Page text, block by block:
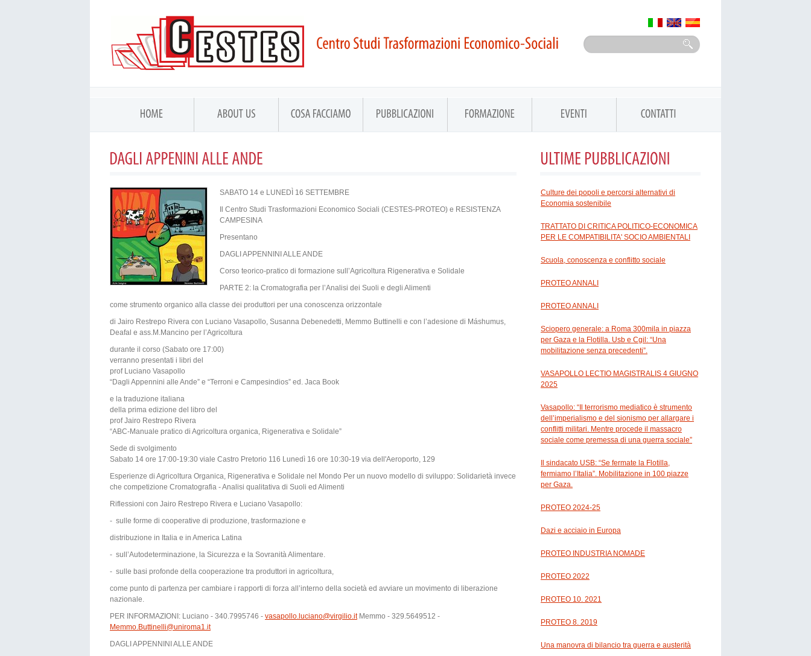
SABATO 14 e LUNEDÌ 16 SETTEMBRE
Il Centro Studi Trasformazioni Economico Sociali (CESTES-PROTEO) e RESISTENZA
CAMPESINA
Presentano
DAGLI APPENNINI ALLE ANDE
Corso teorico-pratico di formazione sull’Agricoltura Rigenerativa e Solidale
PARTE 2: la Cromatografia per l’Analisi dei Suoli e degli Alimenti
come strumento organico alla classe dei produttori per una conoscenza orizzontale
di Jairo Restrepo Rivera con Luciano Vasapollo, Susanna Debenedetti, Memmo Buttinelli e con l’adesione di Máshumus,
Deafal e ass.M.Mancino per l’Agricoltura
durante il corso (Sabato ore 17:00)
verranno presentati i libri del
prof Luciano Vasapollo
“Dagli Appennini alle Ande” e “Terroni e Campesindios” ed. Jaca Book
e la traduzione italiana
della prima edizione del libro del
prof Jairo Restrepo Rivera
“ABC-Manuale pratico di Agricoltura organica, Rigenerativa e Solidale”
Sede di svolgimento
Sabato 14 ore 17:00-19:30 viale Castro Pretorio 116 Lunedì 16 ore 10:30-19 via dell'Aeroporto, 129
Esperienze di Agricoltura Organica, Rigenerativa e Solidale nel Mondo Per un nuovo modello di sviluppo: Solidarietà invece
che competizione Cromatografia - Analisi qualitativa di Suoli ed Alimenti
Riflessioni con Jairo Restrepo Rivera e Luciano Vasapollo:
- sulle forme di cooperative di produzione, trasformazione e
distribuzione in Italia e in America Latina
- sull’Autodeterminazione, la Sicurezza e la Sovranità Alimentare.
- sulle basi profonde della cooperazione tra produttori in agricoltura,
come punto di partenza per cambiare i rapporti di forza all’interno della società ed avviare un movimento di liberazione
nazionale.
PER INFORMAZIONI: Luciano - 340.7995746 - vasapollo.luciano@virgilio.itMemmo - 329.5649512 -
Memmo.Buttinelli@uniroma1.it
DAGLI APPENNINI ALLE ANDE
Culture dei popoli e percorsi alternativi di
Economia sostenibile
TRATTATO DI CRITICA POLITICO-ECONOMICA
PER LE COMPATIBILITA' SOCIO AMBIENTALI
Scuola, conoscenza e conflitto sociale
PROTEO ANNALI
PROTEO ANNALI
Sciopero generale: a Roma 300mila in piazza
per Gaza e la Flotilla. Usb e Cgil: “Una
mobilitazione senza precedenti”.
VASAPOLLO LECTIO MAGISTRALIS 4 GIUGNO
2025
Vasapollo: “Il terrorismo mediatico è strumento
dell’imperialismo e del sionismo per allargare i
conflitti militari. Mentre procede il massacro
sociale come premessa di una guerra sociale”
Il sindacato USB: “Se fermate la Flotilla,
fermiamo l’Italia”. Mobilitazione in 100 piazze
per Gaza.
PROTEO 2024-25
Dazi e acciaio in Europa
PROTEO INDUSTRIA NOMADE
PROTEO 2022
PROTEO 10. 2021
PROTEO 8. 2019
Una manovra di bilancio tra guerra e austerità